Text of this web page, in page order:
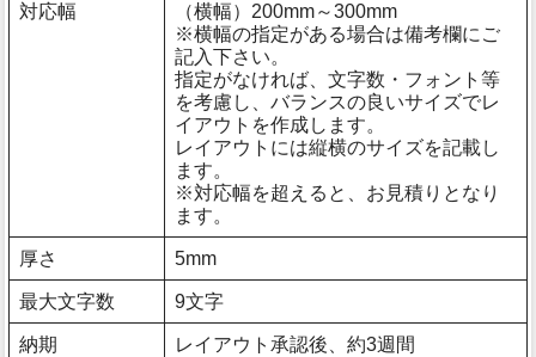
対応幅
（横幅）200mm～300mm
※横幅の指定がある場合は備考欄にご
記入下さい。
指定がなければ、文字数・フォント等
を考慮し、バランスの良いサイズでレ
イアウトを作成します。
レイアウトには縦横のサイズを記載し
ます。
※対応幅を超えると、お見積りとなり
ます。
厚さ 5mm
最大文字数 9文字
納期 レイアウト承認後、約3週間